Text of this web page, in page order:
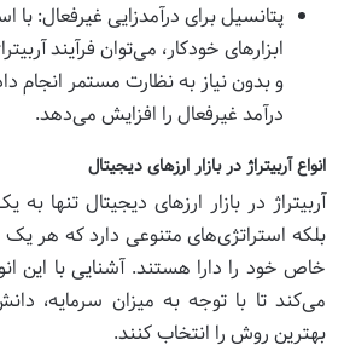
پتانسیل برای درآمدزایی غیرفعال: با
و بدون نیاز به نظارت مستمر انجام
درآمد غیرفعال را افزایش می‌دهد.
انواع آربیتراژ در بازار ارزهای دیجیتال
آربیتراژ در بازار ارزهای دیجیتال تنها
بلکه استراتژی‌های متنوعی دارد که هر
خاص خود را دارا هستند. آشنایی با این
می‌کند تا با توجه به میزان سرمایه،
بهترین روش را انتخاب کنند.